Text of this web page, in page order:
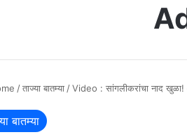
/ताज्या बातम्या /Video : सांगलीकरांचा नाद खुळा!
बातम्या